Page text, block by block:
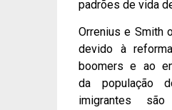
padrões de vida
Orrenius e Smith
devido à
boomers e ao
da população
imigrantes são